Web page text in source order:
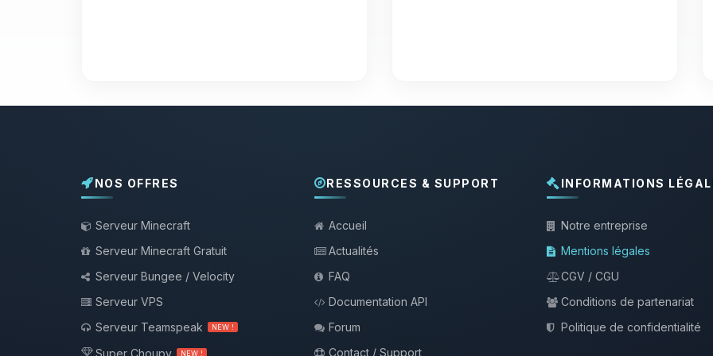
NOS OFFRES
Serveur Minecraft
Serveur Minecraft Gratuit
Serveur Bungee / Velocity
Serveur VPS
Serveur Teamspeak
NEW !
Super Choupy NEW !
RESSOURCES & SUPPORT
Accueil
Actualités
FAQ
Documentation API
Forum
Contact / Support
INFORMATIONS
Notre entreprise
Mentions légales
CGV / CGU
Conditions de partenariat
Politique de confidentialité